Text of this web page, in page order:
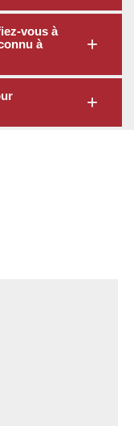
vous à
à